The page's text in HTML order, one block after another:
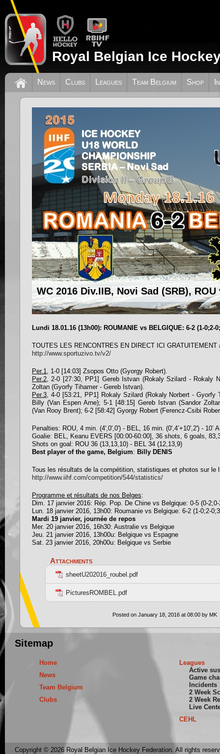
Royal Belgian Ice
News Clubs Leagues Team Belgium Shop
WC 2016 Div.IIB, Novi Sad (SRB),
Lundi 18.01.16 (13h00): ROUMANIE vs BELGIQUE: 6-2 (1-0;2-
TOUTES LES RENCONTRES EN DIRECT ICI
http://www.sportuzivo.tv/v2/
Per.1, 1-0 [14:03] Zsopos Otto (Gyorgy Robert).
Per.2, 2-0 [27:30, PP1] Gereb Istvan (Rokaly Szilard - Rokaly
Zoltan (Gyorfy Tihamer - Gereb Istvan).
Per.3, 4-0 [53:21, PP1] Rokaly Szilard (Rokaly Norbert - Gyorfy
Billy (Van Espen Arne); 5-1 [48:15] Gereb Istvan (Sandor
(Van Rooy Brent); 6-2 [58:42] Gyorgy Robert (Ferencz-Csibi
Penalties: ROU, 4 min. (4',0',0') - BEL, 16 min. (0',4’+10',2') - 10’
Goalie: BEL, Keanu EVERS [00:00-60:00], 36 shots, 6 goals,
Shots on goal: ROU 36 (13,13,10) - BEL 34 (12,13,9)
Best player of the game, Belgium: Billy DENIS
Tous les résultats de la compétition, statistiques et photos sur le
http://www.iihf.com/competition/544/statistics/
Programme et résultats de nos Bel ges:
Dim. 17 janvier 2016: Rép. Pop. De Chine vs Belgique: 0-5 (0-
Lun. 18 janvier 2016, 13h00: Roumanie vs Belgique: 6-2 (1-0;2-
Mardi 19 janvier, journée de repos
Mer. 20 janvier 2016, 16h30: Australie vs Belgique
Jeu. 21 janvier 2016, 13h00u: Belgique vs Espagne
Sat. 23 janvier 2016, 20h00u: Belgique vs Serbie
Attachments
sheetU202016_roubel.pdf
PicturesROMBEL.pdf
Posted on January 18, 2016 at 08:00 by MK
Sitemap
Home
News
Team Belgium
Clubs
Leagues
Active
Game
Incidents
2 Week
2 Week
Live
CEHL
Copyright © 2026 Royal Belgian Ice Hockey Federation. All rights